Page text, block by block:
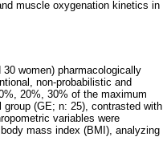
muscle oxygenation kinetics in
women) pharmacologically
non-probabilistic and
20%, 30% of the maximum
(GE; n: 25), contrasted with
variables were
mass index (BMI), analyzing